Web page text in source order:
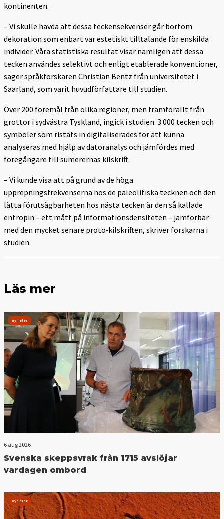
kontinenten.
– Vi skulle hävda att dessa teckensekvenser går bortom
dekoration som enbart var estetiskt tilltalande för enskilda
individer. Våra statistiska resultat visar nämligen att dessa
tecken användes selektivt och enligt etablerade konventioner,
säger språkforskaren Christian Bentz från universitetet i
Saarland, som varit huvudförfattare till studien.
Över 200 föremål från olika regioner, men framförallt från
grottor i sydvästra Tyskland, ingick i studien. 3 000 tecken och
symboler som ristats in digitaliserades för att kunna
analyseras med hjälp av datoranalys och jämfördes med
föregångare till sumerernas kilskrift.
– Vi kunde visa att på grund av de höga
upprepningsfrekvenserna hos de paleolitiska tecknen och den
lätta förutsägbarheten hos nästa tecken är den så kallade
entropin – ett mått på informationsdensiteten – jämförbar
med den mycket senare proto‑kilskriften, skriver forskarna i
studien.
Läs mer
nyheter
6 aug 2026
Svenska skeppsvrak från 1715 avslöjar
vardagen ombord
nyheter